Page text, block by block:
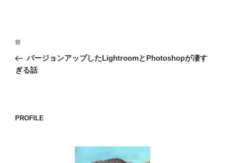
投
ナ
シ
前
の
投
前
バージョンアップしたLightroomとPhotoshopが凄す
ぎる話
PROFILE